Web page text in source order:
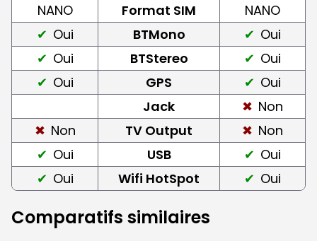
NANO Format SIM
NANO
Oui
BTMono
Oui
Oui
BTStereo
Oui
Oui
GPS
Oui
Jack
Non
Non
TV Output
Non
Oui
USB
Oui
Oui
Wifi HotSpot Oui
Comparatifs similaires